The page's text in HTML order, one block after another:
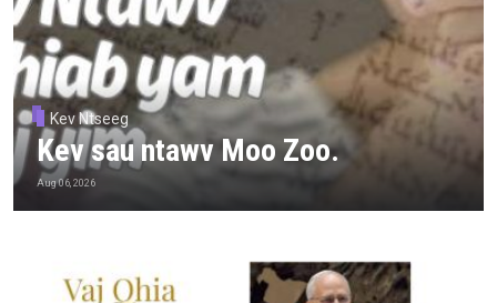
Kev Ntseeg
Kev sau ntawv Moo Zoo.
Aug 06, 2026